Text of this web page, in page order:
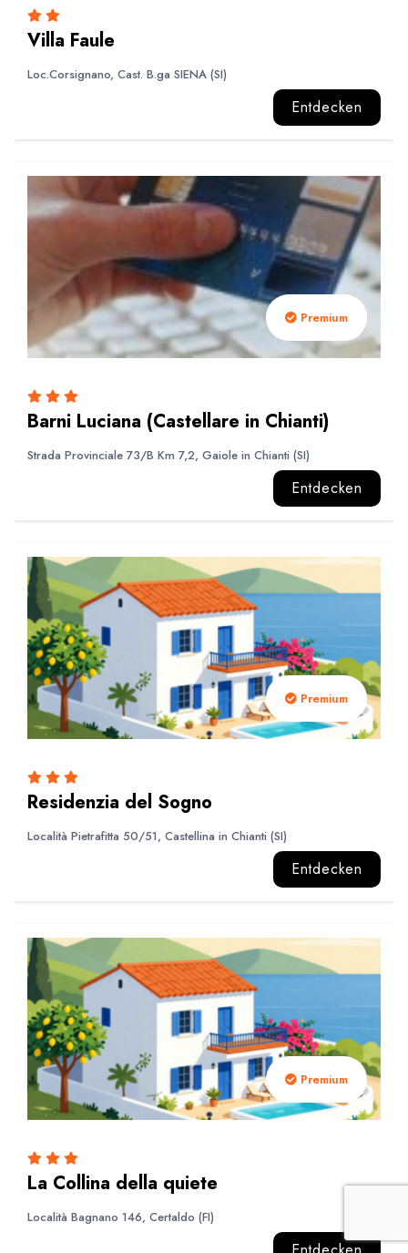
Villa Faule
Loc.Corsignano, Cast. B.ga SIENA (SI)
Entdecken
Premium
Barni Luciana (Castellare in Chianti)
Strada Provinciale 73/B Km 7,2, Gaiole in Chianti (SI)
Entdecken
Premium
Residenzia del Sogno
Località Pietrafitta 50/51, Castellina in Chianti (SI)
Entdecken
Premium
La Collina della quiete
Località Bagnano 146, Certaldo (FI)